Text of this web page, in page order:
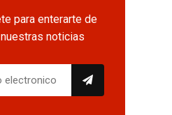
para enterarte de
noticias